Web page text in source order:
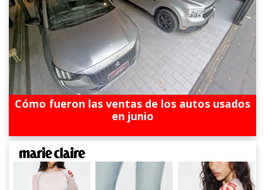
Cómo fueron las ventas de los autos usados
en junio